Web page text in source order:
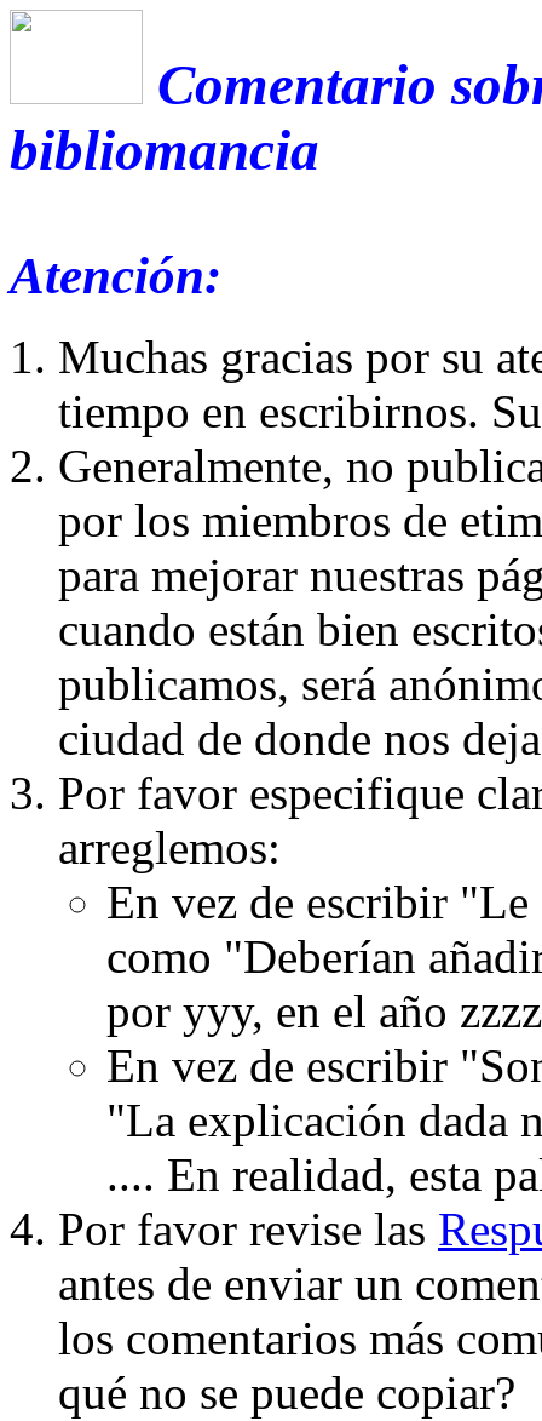
Comentario
bibliomancia
Atención:
Muchas gracias por su
tiempo en escribirnos.
Generalmente, no
por los miembros de
para mejorar nuestras
cuando están bien
publicamos, será
ciudad de donde nos
Por favor especifique
arreglemos:
En vez de escribir
como "Deberían
por yyy, en el año
En vez de escribir
"La explicación dada
.... En realidad, esta
Por favor revise las
antes de enviar un
los comentarios más
qué no se puede copiar?